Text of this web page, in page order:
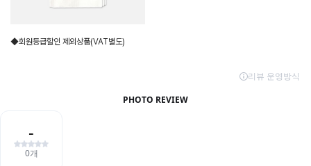
◆회원등급할인 제외상품(VAT별도)